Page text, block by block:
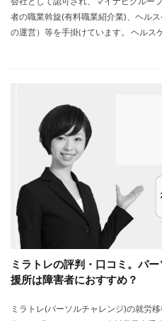
者の職業斡旋(有料職業紹介業)、ヘル
の運営）等を手掛けています。 ヘルス
ミラトレの評判・口コミ。パ
援所は障害者におすすめ？
ミラトレ(パーソルチャレンジ)の就労